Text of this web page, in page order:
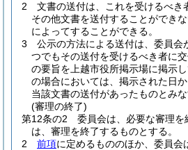
2
文書の送付は、これを受けるべき
その他文書を送付することができ
によってすることができる。
3
公示の方法による送付は、委員会
つでもその送付を受けるべき者に
の要旨を上越市役所掲示場に掲示し
の場合においては、掲示された日
当該文書の送付があったものとみな
(審理の終了)
第12条の2
委員会は、必要な審理を
は、審理を終了するものとする。
2
前項に定めるもののほか、委員会